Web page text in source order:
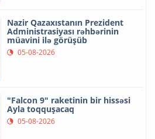
Nazir Qazaxıstanın Prezident
Administrasiyası rəhbərinin
müavini ilə görüşüb
05-08-2026
"Falcon 9" raketinin bir hissəsi
Ayla toqquşacaq
05-08-2026